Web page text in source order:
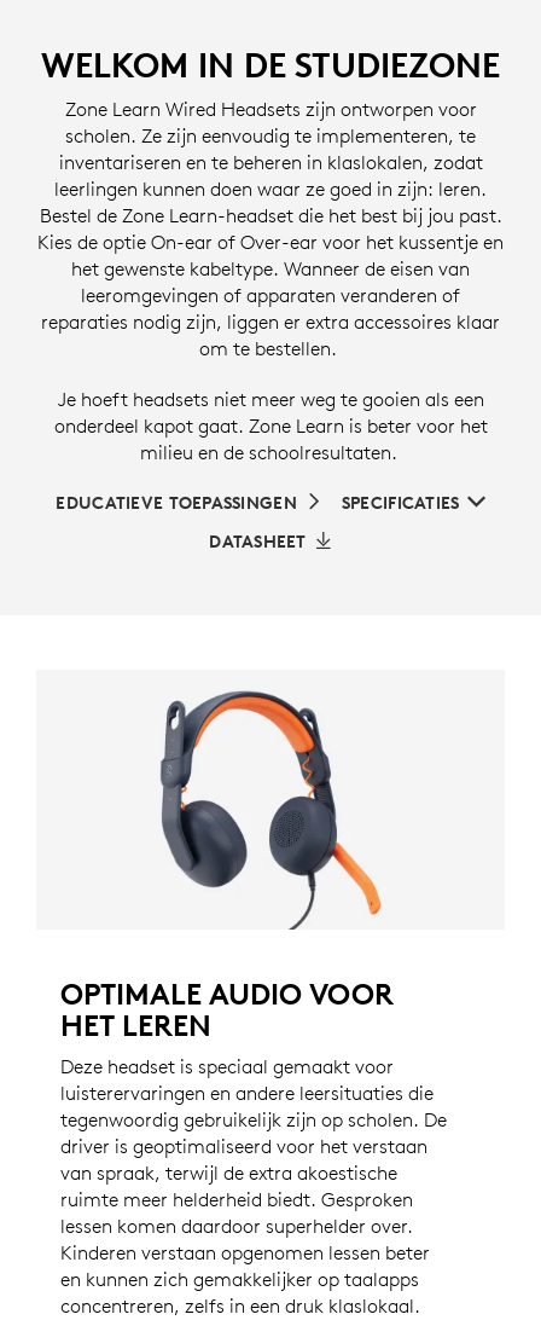
WELKOM IN DE STUDIEZONE
Zone Learn Wired Headsets zijn ontworpen voor
scholen. Ze zijn eenvoudig te implementeren, te
inventariseren en te beheren in klaslokalen, zodat
leerlingen kunnen doen waar ze goed in zijn: leren.
Bestel de Zone Learn-headset die het best bij jou past.
Kies de optie On-ear of Over-ear voor het kussentje en
het gewenste kabeltype. Wanneer de eisen van
leeromgevingen of apparaten veranderen of
reparaties nodig zijn, liggen er extra accessoires klaar
om te bestellen.
Je hoeft headsets niet meer weg te gooien als een
onderdeel kapot gaat. Zone Learn is beter voor het
milieu en de schoolresultaten.
EDUCATIEVE TOEPASSINGEN
SPECIFICATIES
DATASHEET
OPTIMALE AUDIO VOOR
HET LEREN
Deze headset is speciaal gemaakt voor
luisterervaringen en andere leersituaties die
tegenwoordig gebruikelijk zijn op scholen. De
driver is geoptimaliseerd voor het verstaan
van spraak, terwijl de extra akoestische
ruimte meer helderheid biedt. Gesproken
lessen komen daardoor superhelder over.
Kinderen verstaan opgenomen lessen beter
en kunnen zich gemakkelijker op taalapps
concentreren, zelfs in een druk klaslokaal.